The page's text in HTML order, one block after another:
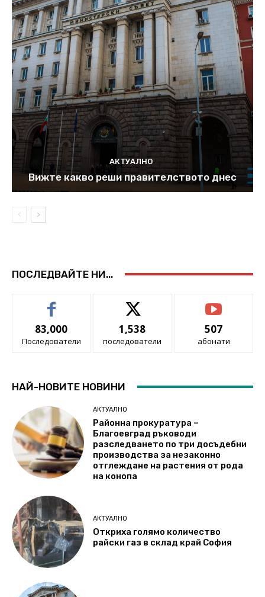
АКТУАЛНО
Вижте какво реши правителството днес
ПОСЛЕДВАЙТЕ НИ...
83,000
Последователи
1,538
последователи
507
абонати
НАЙ-НОВИТЕ НОВИНИ
АКТУАЛНО
Районна прокуратура –
Благоевград ръководи
разследването по три досъдебни
производства за незаконно
отглеждане на растения от рода
на конопа
АКТУАЛНО
Откриха голямо количество
райски газ в склад край София